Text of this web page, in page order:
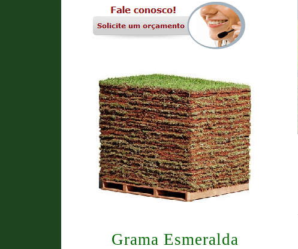
Grama Esmeralda